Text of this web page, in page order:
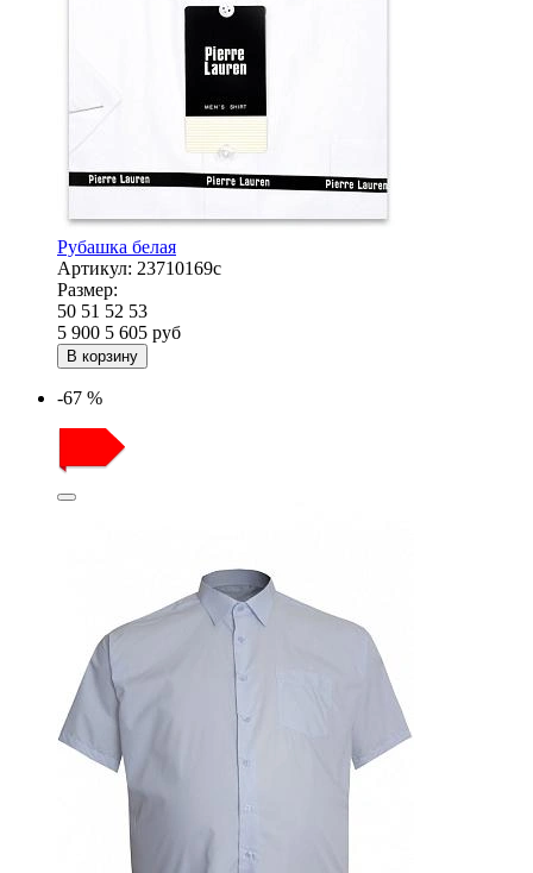
Рубашка белая
Артикул: 23710169с
Размер:
50 51 52 53
5 900 5 605 руб
В корзину
-67 %